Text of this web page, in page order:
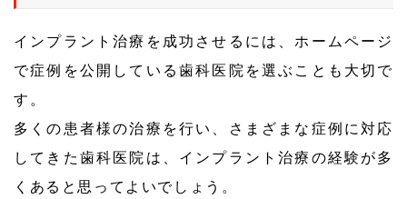
インプラント治療を成功させるには、ホームページ
で症例を公開している歯科医院を選ぶことも大切で
す。
多くの患者様の治療を行い、さまざまな症例に対応
してきた歯科医院は、インプラント治療の経験が多
くあると思ってよいでしょう。